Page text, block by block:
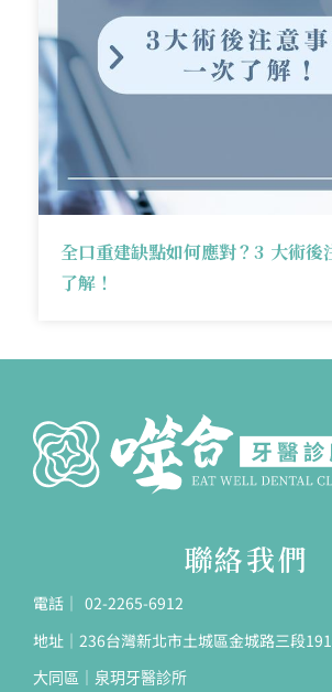
全口重建缺點如何應對？3 大術後
了解！
聯絡我們
電話｜ 02-2265-6912
地址｜236台灣新北市土城區金城路三段
大同區｜泉玥牙醫診所